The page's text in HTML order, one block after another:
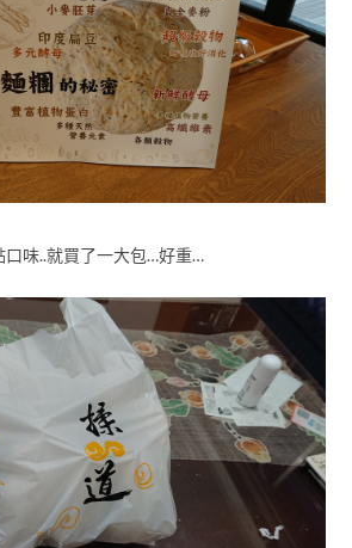
味..就買了一大包…好重…